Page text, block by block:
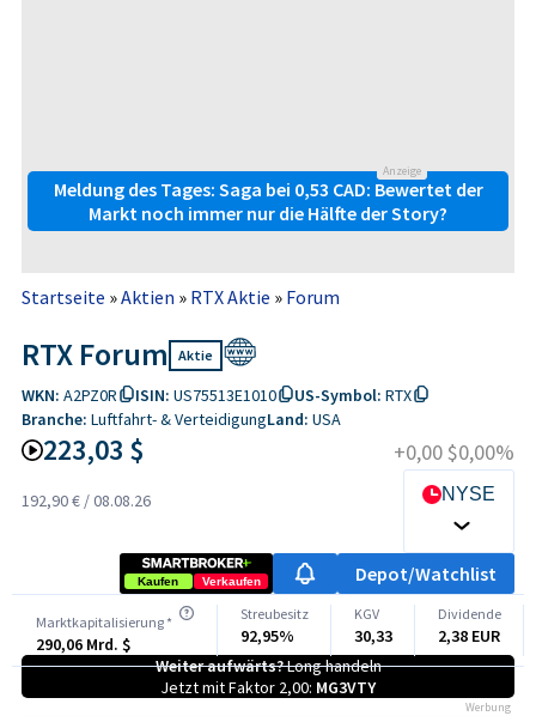
Anzeige
Meldung des Tages: Saga bei 0,53 CAD: Bewertet der
Markt noch immer nur die Hälfte der Story?
Startseite »Aktien » RTX Aktie » Forum
RTX Forum Aktie
WKN: A2PZ0R ISIN: US75513E1010 US-Symbol: RTX
Branche: Luftfahrt- & VerteidigungLand: USA
223,03 $ +0,00 $0,00%
192,90 € /08.08.26 NYSE
Kaufen Verkaufen Depot/Watchlist
Marktkapitalisierung *
290,06 Mrd. $
Streubesitz
92,95%
KGV
30,33
Dividende
2,38 EUR
Weiter aufwärts?Long handeln
Jetzt mit Faktor 2,00: MG3VTY
Werbung